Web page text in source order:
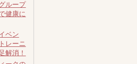
ループ
健康に
ベン
レーニ
解消！